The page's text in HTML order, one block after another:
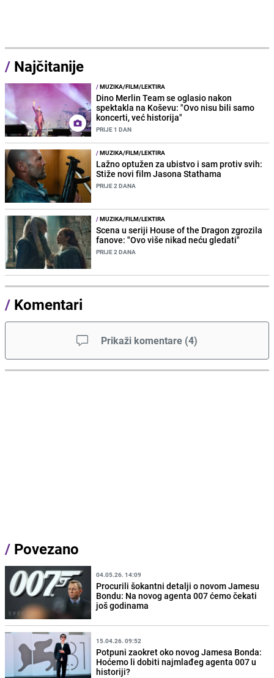
/ Najčitanije
/MUZIKA/FILM/LEKTIRA
Dino Merlin Team se oglasio nakon
spektakla na Koševu: "Ovo nisu bili samo
koncerti, već historija"
PRIJE 1 DAN
/MUZIKA/FILM/LEKTIRA
Lažno optužen za ubistvo i sam protiv svih:
Stiže novi film Jasona Stathama
PRIJE 2 DANA
/MUZIKA/FILM/LEKTIRA
Scena u seriji House of the Dragon zgrozila
fanove: "Ovo više nikad neću gledati"
PRIJE 2 DANA
/ Komentari
Prikaži komentare (4)
/ Povezano
04.05.26. 14:09
Procurili šokantni detalji o novom Jamesu
Bondu: Na novog agenta 007 ćemo čekati
još godinama
15.04.26. 09:52
Potpuni zaokret oko novog Jamesa Bonda:
Hoćemo li dobiti najmlađeg agenta 007 u
historiji?